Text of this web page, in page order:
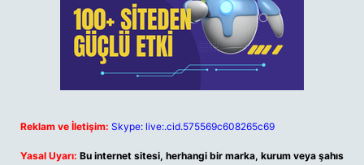
Reklam ve İletişim: Skype: live:.cid.575569c608265c69
Yasal Uyarı: Bu internet sitesi, herhangi bir marka, kurum veya şahıs